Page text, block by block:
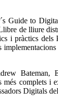
Guide to
de lliure
i pràctics dels
Bateman,
complets i
Digitals